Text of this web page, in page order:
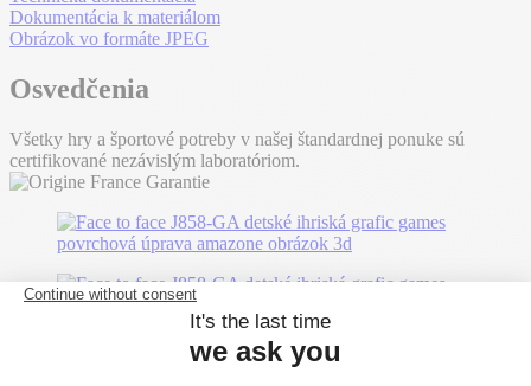
Dokumentácia k materiálom
Obrázok vo formáte JPEG
Osvedčenia
Všetky hry a športové potreby v našej štandardnej ponuke sú
certifikované nezávislým laboratóriom.
Možno sa vám bude páčiť...